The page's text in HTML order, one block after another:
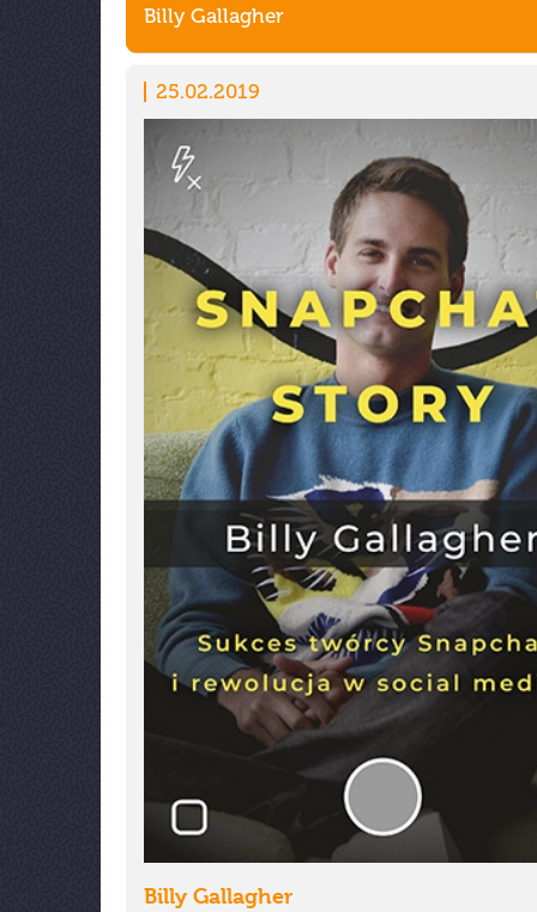
Billy Gallagher
25.02.2019
Billy Gallagher